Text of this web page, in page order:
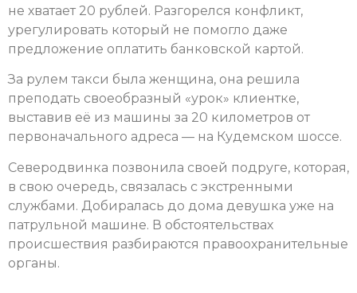
не хватает 20 рублей. Разгорелся конфликт,
урегулировать который не помогло даже
предложение оплатить банковской картой.
За рулем такси была женщина, она решила
преподать своеобразный «урок» клиентке,
выставив её из машины за 20 километров от
первоначального адреса — на Кудемском шоссе.
Северодвинка позвонила своей подруге, которая,
в свою очередь, связалась с экстренными
службами. Добиралась до дома девушка уже на
патрульной машине. В обстоятельствах
происшествия разбираются правоохранительные
органы.